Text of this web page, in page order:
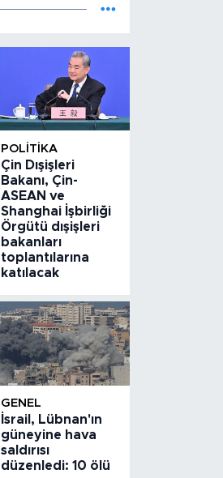
POLITIKA
Çin Dışişleri
Bakanı, Çin-
ASEAN ve
Shanghai İşbirliği
Örgütü dışişleri
bakanları
toplantılarına
katılacak
GENEL
İsrail, Lübnan'ın
güneyine hava
saldırısı
düzenledi: 10 ölü